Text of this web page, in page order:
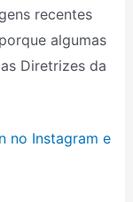
recentes
algumas
Diretrizes da
no Instagram e